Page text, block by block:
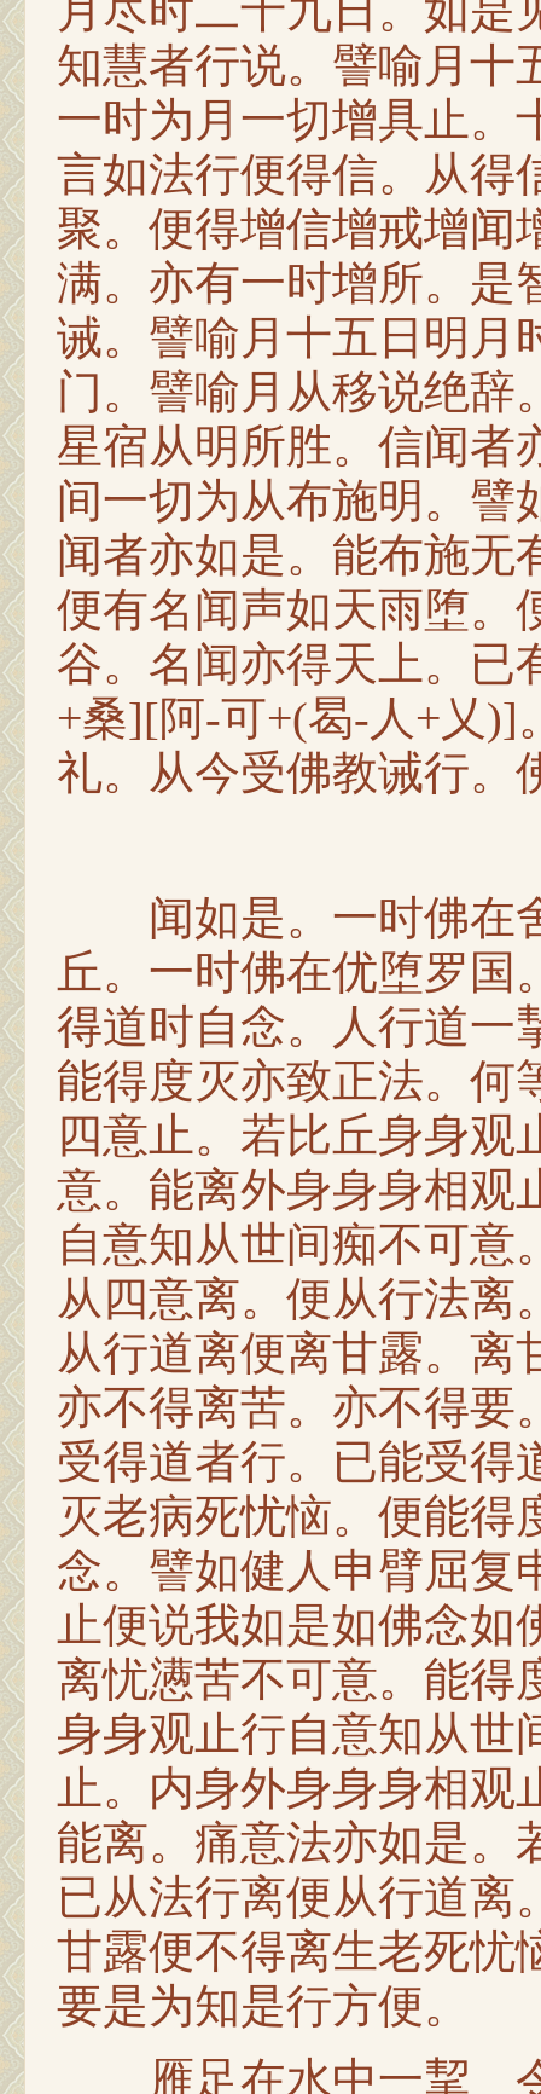
月尽时二十九日。如是
知慧者行说。譬喻月十
一时为月一切增具止。
言如法行便得信。从得
聚。便得增信增戒增闻
满。亦有一时增所。是
诫。譬喻月十五日明月
门。譬喻月从移说绝辞
星宿从明所胜。信闻者
间一切为从布施明。譬
闻者亦如是。能布施无
便有名闻声如天雨堕。
谷。名闻亦得天上。已
+桑][阿-可+(曷-人+乂)]
礼。从今受佛教诫行。
闻如是。一时佛在
丘。一时佛在优堕罗国
得道时自念。人行道一
能得度灭亦致正法。何
四意止。若比丘身身观
意。能离外身身身相观
自意知从世间痴不可意
从四意离。便从行法离
从行道离便离甘露。离
亦不得离苦。亦不得要
受得道者行。已能受得
灭老病死忧恼。便能得
念。譬如健人申臂屈复
止便说我如是如佛念
离忧懑苦不可意。能得
身身观止行自意知从世
止。内身外身身身相
能离。痛意法亦如是。
已从法行离便从行道离
甘露便不得离生老死忧
要是为知是行方便。
雁足在水中一挈 令